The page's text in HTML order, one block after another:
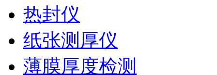
热封仪
纸张测厚仪
薄膜厚度检测